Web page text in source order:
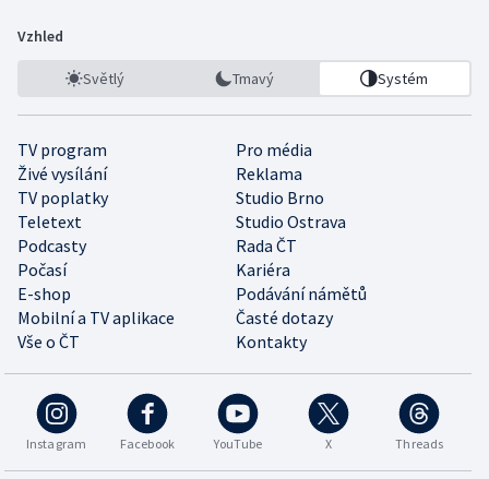
Vzhled
Světlý Tmavý Systém
TV program
Pro média
Živé vysílání
Reklama
TV poplatky
Studio Brno
Teletext
Studio Ostrava
Podcasty
Rada ČT
Počasí
Kariéra
E-shop
Podávání námětů
Mobilní a TV aplikace
Časté dotazy
Vše o ČT
Kontakty
Instagram Facebook YouTube X Threads